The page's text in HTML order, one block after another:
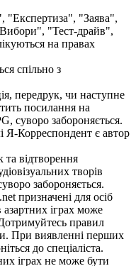
"Експертиза", "Заява",
"Тест-драйв",
на правах
спільно з
передрук, чи наступне
посилання на
суворо забороняється.
Я-Корреспондент є автор
та відтворення
творів
забороняється.
призначені для осіб
іграх може
правил
При виявленні перших
до спеціаліста.
іграх не може бути